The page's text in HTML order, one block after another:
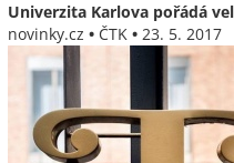
Univerzita Karlova pořádá
novinky.cz • ČTK • 23. 5. 2017